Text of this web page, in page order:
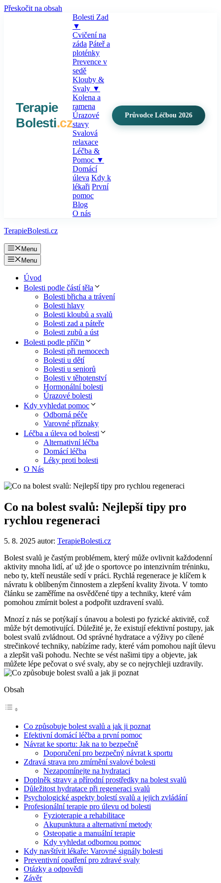
Přeskočit na obsah
Terapie
Bolesti.cz
Bolesti Zad
▼
Cvičení na
záda Páteř a
ploténky
Prevence v
sedě
Klouby &
Svaly ▼
Kolena a
ramena
Úrazové
stavy
Svalová
relaxace
Léčba &
Pomoc ▼
Domácí
úleva Kdy k
lékaři První
pomoc
Blog
O nás
Průvodce Léčbou 2026
TerapieBolesti.cz
Menu
Menu
Úvod
Bolesti podle částí těla
Bolesti břicha a trávení
Bolesti hlavy
Bolesti kloubů a svalů
Bolesti zad a páteře
Bolesti zubů a úst
Bolesti podle příčin
Bolesti při nemocech
Bolesti u dětí
Bolesti u seniorů
Bolesti v těhotenství
Hormonální bolesti
Úrazové bolesti
Kdy vyhledat pomoc
Odborná péče
Varovné příznaky
Léčba a úleva od bolesti
Alternativní léčba
Domácí léčba
Léky proti bolesti
O Nás
Co na bolest svalů: Nejlepší tipy pro
rychlou regeneraci
5. 8. 2025 autor: TerapieBolesti.cz
Bolest svalů je častým problémem, který může ovlivnit každodenní
aktivity mnoha lidí, ať už jde o sportovce po intenzivním tréninku,
nebo ty, kteří neustále sedí v práci. Rychlá regenerace je klíčem k
návratu k oblíbeným činnostem a zlepšení kvality života. V tomto
článku se zaměříme na osvědčené tipy a techniky, které vám
pomohou zmírnit bolest a podpořit uzdravení svalů.
Mnozí z nás se potýkají s únavou a bolesti po fyzické aktivitě, což
může být demotivující. Důležité je, že existují efektivní postupy, jak
bolest svalů zvládnout. Od správné hydratace a výživy po cílené
strečinkové techniky, nabízíme rady, které vám pomohou najít úlevu
a zlepšit vaši pohodu. Nechte se vést našimi tipy a objevte, jak
můžete lépe pečovat o své svaly, aby se co nejrychleji uzdravily.
Obsah
Co způsobuje bolest svalů a jak ji poznat
Efektivní domácí léčba a první pomoc
Návrat ke sportu: Jak na to bezpečně
Doporučení pro bezpečný návrat k sportu
Zdravá strava pro zmírnění svalové bolesti
Nezapomínejte na hydrataci
Doplněk stravy a přírodní prostředky na bolest svalů
Důležitost hydratace při regeneraci svalů
Psychologické aspekty bolestí svalů a jejich zvládání
Profesionální terapie pro úlevu od bolesti
Fyzioterapie a rehabilitace
Akupunktura a alternativní metody
Osteopatie a manuální terapie
Kdy vyhledat odbornou pomoc
Kdy navštívit lékaře: Varovné signály bolesti
Preventivní opatření pro zdravé svaly
Otázky a odpovědi
Závěr